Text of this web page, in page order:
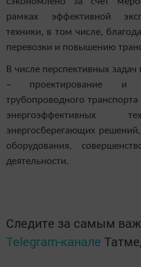
рамках эффективной
техники, в том числе,
перевозки и повышению
В числе перспективных
– проектирование и
трубопроводного
энергоэффективных
энергосберегающих
оборудования,
деятельности.
Следите за самым
Telegram-канале